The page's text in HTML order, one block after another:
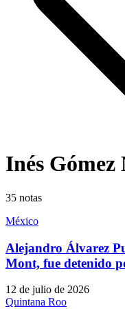
Inés
35 notas
México
Alejandro Álvarez
Mont, fue detenido
12 de julio de 2026
Quintana Roo